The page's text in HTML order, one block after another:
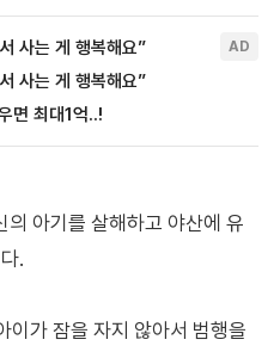
의 아기를 살해하고 야산에 유
.
이가 잠을 자지 않아서 범행을